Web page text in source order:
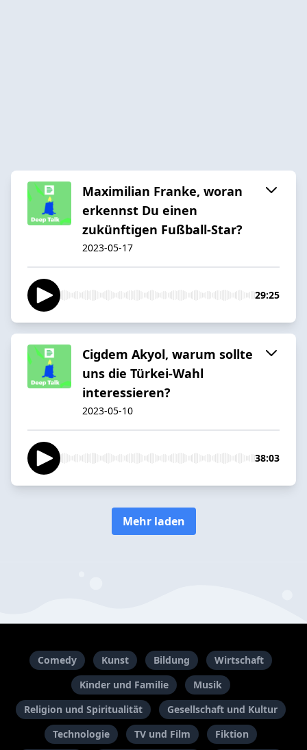
Maximilian Franke, woran
erkennst Du einen
zukünftigen Fußball-Star?
2023-05-17
29:25
Cigdem Akyol, warum sollte
uns die Türkei-Wahl
interessieren?
2023-05-10
38:03
Mehr laden
Comedy Kunst Bildung
Wirtschaft
Kinder und Familie
Musik
Religion und Spiritualität
Gesellschaft und Kultur
Technologie
TV und Film Fiktion